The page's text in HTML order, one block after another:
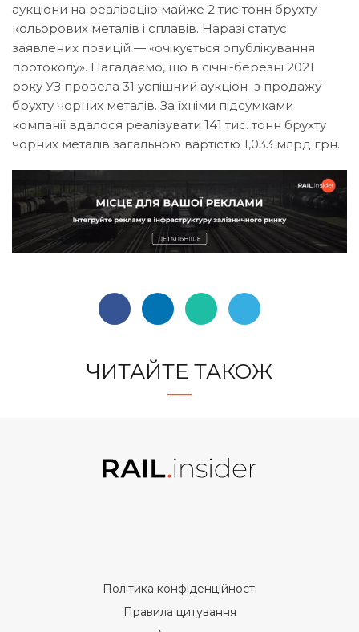
аукціони на реалізацію майже 2 тис тонн брухту
кольорових металів і сплавів. Наразі статус
заявлених позицій — «очікується опублікування
протоколу». Нагадаємо, що в січні-березні 2021
року УЗ провела 31 успішний аукціон з продажу
брухту чорних металів. За їхніми підсумками
компанії вдалося реалізувати 141 тис. тонн брухту
чорних металів загальною вартістю 1,033 млрд грн.
ЧИТАЙТЕ ТАКОЖ
Політика конфіденційності
Правила цитування